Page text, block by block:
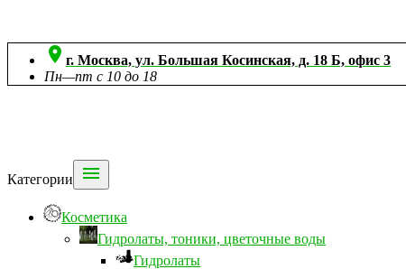
 г. Москва, ул. Большая Косинская, д. 18 Б, офис 3
Пн—пт с 10 до 18
Категории 
Косметика
Гидролаты, тоники, цветочные воды
Гидролаты